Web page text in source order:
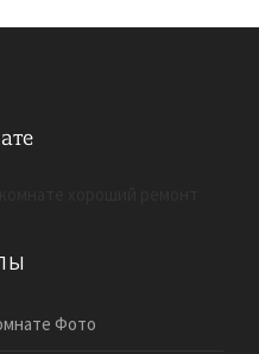
Фото